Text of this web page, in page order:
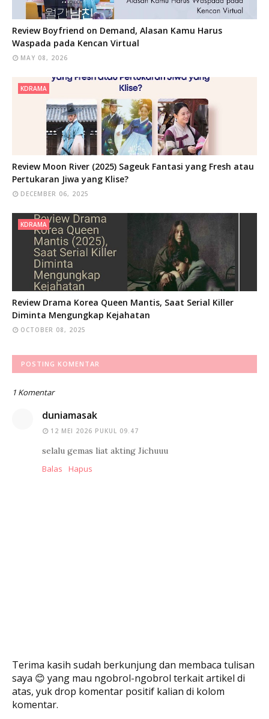
Review Boyfriend on Demand, Alasan Kamu Harus
Waspada pada Kencan Virtual
MAY 08, 2026
KDRAMA
Review Moon River (2025) Sageuk Fantasi yang Fresh atau
Pertukaran Jiwa yang Klise?
DECEMBER 06, 2025
KDRAMA
Review Drama Korea Queen Mantis, Saat Serial Killer
Diminta Mengungkap Kejahatan
OCTOBER 08, 2025
POSTING KOMENTAR
1 Komentar
duniamasak
12 MEI 2026 PUKUL 09.47
selalu gemas liat akting Jichuuu
Balas
Hapus
Terima kasih sudah berkunjung dan membaca tulisan
saya 😊 yang mau ngobrol-ngobrol terkait artikel di
atas, yuk drop komentar positif kalian di kolom
komentar.